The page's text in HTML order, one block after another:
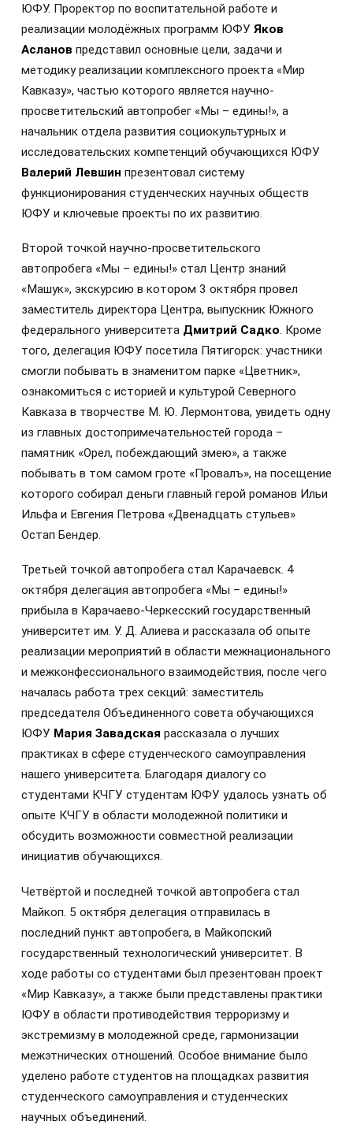
ЮФУ. Проректор по воспитательной работе и
реализации молодёжных программ ЮФУ Яков
Асланов представил основные цели, задачи и
методику реализации комплексного проекта «Мир
Кавказу», частью которого является научно-
просветительский автопробег «Мы – едины!», а
начальник отдела развития социокультурных и
исследовательских компетенций обучающихся ЮФУ
Валерий Левшин презентовал систему
функционирования студенческих научных обществ
ЮФУ и ключевые проекты по их развитию.
Второй точкой научно-просветительского
автопробега «Мы – едины!» стал Центр знаний
«Машук», экскурсию в котором 3 октября провел
заместитель директора Центра, выпускник Южного
федерального университета Дмитрий Садко. Кроме
того, делегация ЮФУ посетила Пятигорск: участники
смогли побывать в знаменитом парке «Цветник»,
ознакомиться с историей и культурой Северного
Кавказа в творчестве М. Ю. Лермонтова, увидеть одну
из главных достопримечательностей города –
памятник «Орел, побеждающий змею», а также
побывать в том самом гроте «Провалъ», на посещение
которого собирал деньги главный герой романов Ильи
Ильфа и Евгения Петрова «Двенадцать стульев»
Остап Бендер.
Третьей точкой автопробега стал Карачаевск. 4
октября делегация автопробега «Мы – едины!»
прибыла в Карачаево-Черкесский государственный
университет им. У. Д. Алиева и рассказала об опыте
реализации мероприятий в области межнационального
и межконфессионального взаимодействия, после чего
началась работа трех секций: заместитель
председателя Объединенного совета обучающихся
ЮФУ Мария Завадская рассказала о лучших
практиках в сфере студенческого самоуправления
нашего университета. Благодаря диалогу со
студентами КЧГУ студентам ЮФУ удалось узнать об
опыте КЧГУ в области молодежной политики и
обсудить возможности совместной реализации
инициатив обучающихся.
Четвёртой и последней точкой автопробега стал
Майкоп. 5 октября делегация отправилась в
последний пункт автопробега, в Майкопский
государственный технологический университет. В
ходе работы со студентами был презентован проект
«Мир Кавказу», а также были представлены практики
ЮФУ в области противодействия терроризму и
экстремизму в молодежной среде, гармонизации
межэтнических отношений. Особое внимание было
уделено работе студентов на площадках развития
студенческого самоуправления и студенческих
научных объединений.